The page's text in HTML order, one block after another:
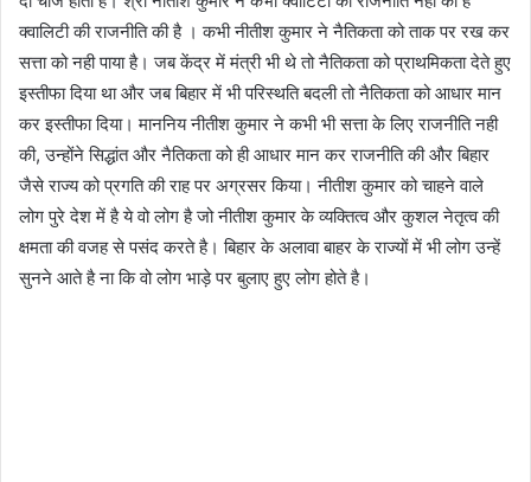
क्वालिटी की राजनीति की है । कभी नीतीश कुमार ने नैतिकता को ताक पर रख कर
सत्ता को नही पाया है। जब केंद्र में मंत्री भी थे तो नैतिकता को प्राथमिकता देते हुए
इस्तीफा दिया था और जब बिहार में भी परिस्थति बदली तो नैतिकता को आधार मान
कर इस्तीफा दिया। माननिय नीतीश कुमार ने कभी भी सत्ता के लिए राजनीति नही
की, उन्होंने सिद्धांत और नैतिकता को ही आधार मान कर राजनीति की और बिहार
जैसे राज्य को प्रगति की राह पर अग्रसर किया। नीतीश कुमार को चाहने वाले
लोग पुरे देश में है ये वो लोग है जो नीतीश कुमार के व्यक्तित्व और कुशल नेतृत्व की
क्षमता की वजह से पसंद करते है। बिहार के अलावा बाहर के राज्यों में भी लोग उन्हें
सुनने आते है ना कि वो लोग भाड़े पर बुलाए हुए लोग होते है।